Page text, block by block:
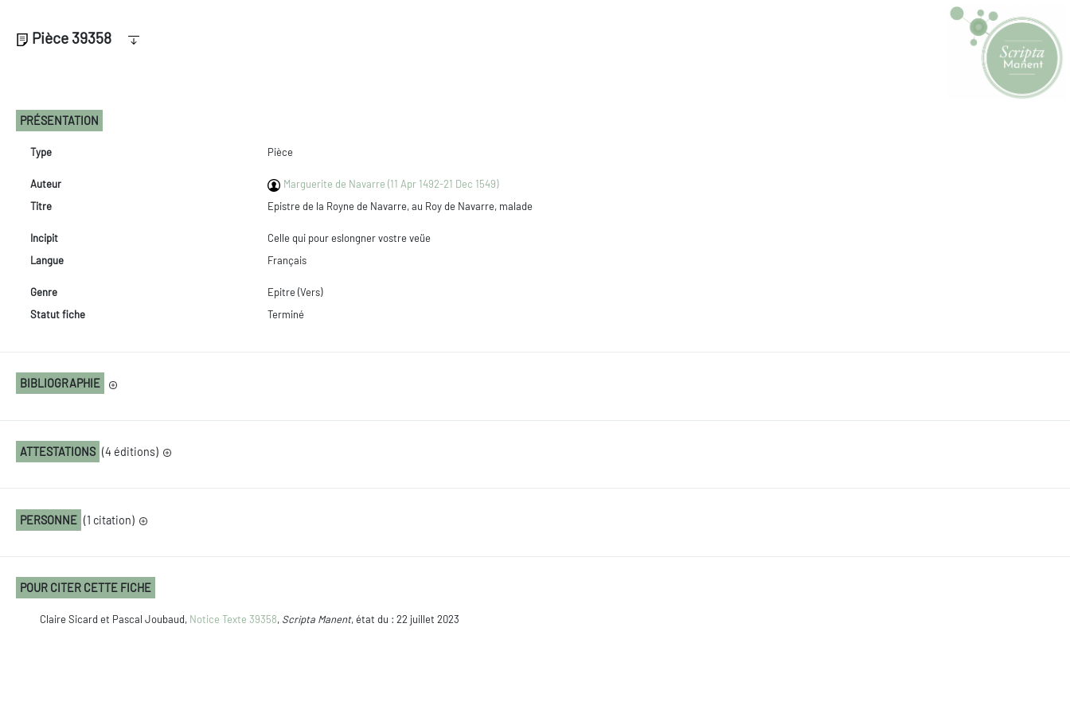
Pièce 39358
PRÉSENTATION
Type Pièce
Auteur
Marguerite de Navarre (11 Apr 1492-21 Dec 1549)
Titre
Epistre de la Royne de Navarre, au Roy de Navarre, malade
Incipit
Celle qui pour eslongner vostre veüe
Langue
Français
Genre
Epitre (Vers)
Statut fiche
Terminé
BIBLIOGRAPHIE
ATTESTATIONS (4 éditions)
PERSONNE (1 citation)
POUR CITER CETTE FICHE
Claire Sicard et Pascal Joubaud, Notice Texte 39358, Scripta Manent, état du : 22 juillet 2023